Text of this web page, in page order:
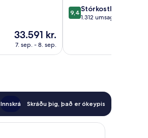
Verðið
er
33.591 kr.
33.591 kr.
7. sep. - 8. sep.
Miðbær
Sapporo
9.4
af
umsagnir
9,4 Stórkostlegt
1.312 umsagnir
Innskrá Skráðu þig, það er ókeypis